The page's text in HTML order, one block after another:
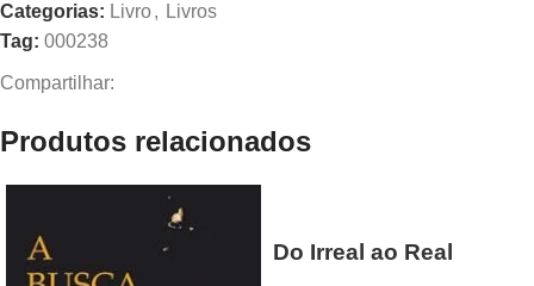
Categorias: Livro, Livros
Tag: 000238
Compartilhar:
Produtos relacionados
Do Irreal ao Real